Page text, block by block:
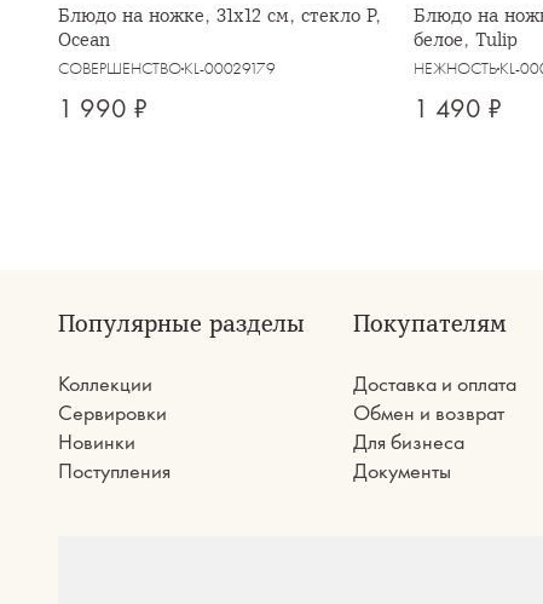
Блюдо на ножке, 31х12 см, стекло Р,
Ocean
СОВЕРШЕНСТВОKL-00029179
1 990 ₽
Блюдо на
белое, Tulip
НЕЖНОСТЬKL-
1 490 ₽
Популярные разделы
Коллекции
Сервировки
Новинки
Поступления
Покупателям
Доставка и оплата
Обмен и возврат
Для бизнеса
Документы